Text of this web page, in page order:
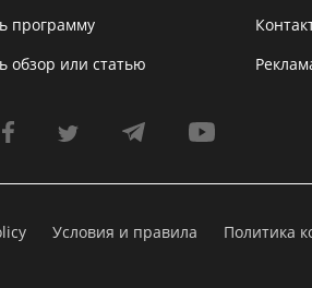
программу
обзор или статью
Условия и правила Политика